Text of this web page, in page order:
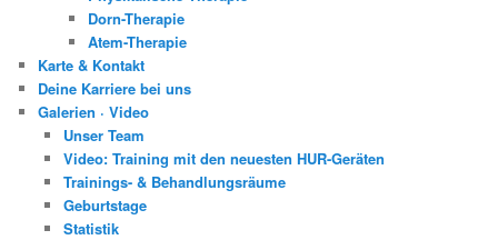
Dorn-Therapie
Atem-Therapie
Karte & Kontakt
Deine Karriere bei uns
Galerien · Video
Unser Team
Video: Training mit den neuesten HUR-Geräten
Trainings- & Behandlungsräume
Geburtstage
Statistik